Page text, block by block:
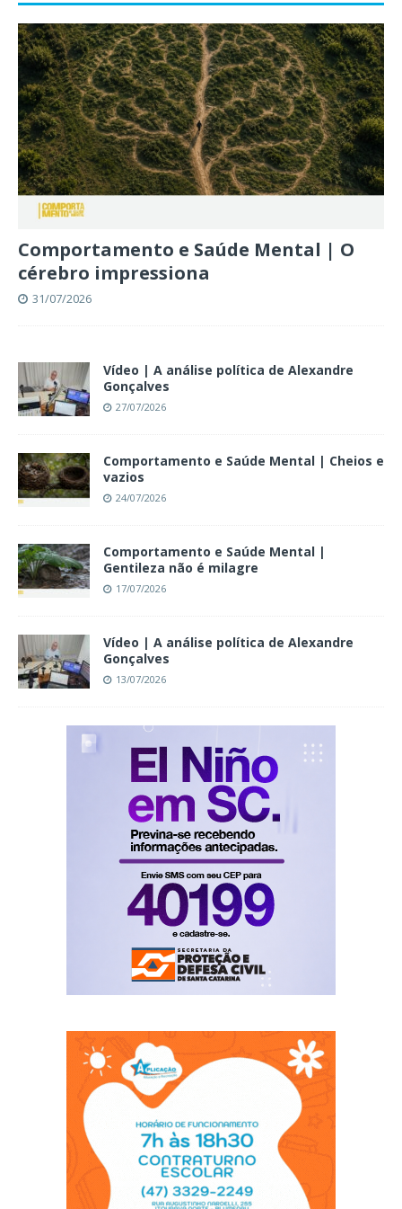
Comportamento e Saúde Mental | O
cérebro impressiona
31/07/2026
Vídeo | A análise política de Alexandre
Gonçalves
27/07/2026
Comportamento e Saúde Mental | Cheios e
vazios
24/07/2026
Comportamento e Saúde Mental |
Gentileza não é milagre
17/07/2026
Vídeo | A análise política de Alexandre
Gonçalves
13/07/2026